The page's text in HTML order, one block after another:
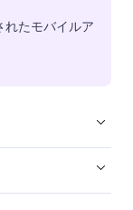
れたモバイルア